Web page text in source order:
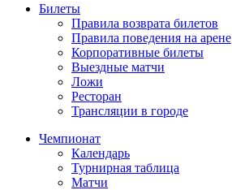
Билеты
Правила возврата билетов
Правила поведения на арене
Корпоративные билеты
Выездные матчи
Ложи
Ресторан
Трансляции в городе
Чемпионат
Календарь
Турнирная таблица
Матчи